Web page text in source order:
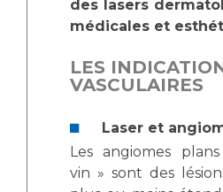
des lasers
médicales et
LES
VASCULAIRES
Laser et
Les angiomes
vin » sont des